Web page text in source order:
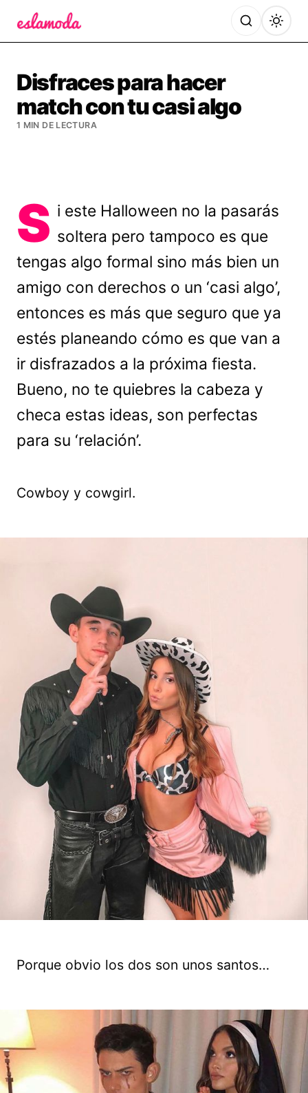
Disfraces para hacer
match con tu casi algo
1 MIN DE LECTURA
S i este Halloween no la pasarás
soltera pero tampoco es que
tengas algo formal sino más bien un
amigo con derechos o un ‘casi algo’,
entonces es más que seguro que ya
estés planeando cómo es que van a
ir disfrazados a la próxima fiesta.
Bueno, no te quiebres la cabeza y
checa estas ideas, son perfectas
para su ‘relación’.
Cowboy y cowgirl.
Porque obvio los dos son unos santos…